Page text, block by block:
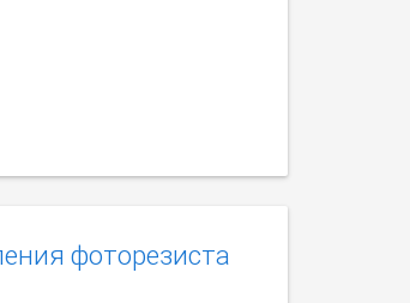
фоторезиста